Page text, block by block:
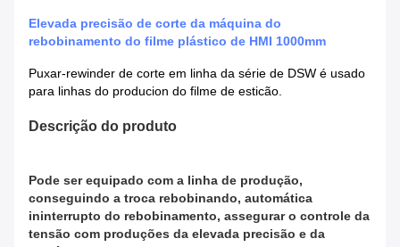
Elevada precisão de corte da máquina do
rebobinamento do filme plástico de HMI 1000mm
Puxar-rewinder de corte em linha da série de DSW é usado
para linhas do producion do filme de esticão.
Descrição do produto
Pode ser equipado com a linha de produção,
conseguindo a troca rebobinando, automática
ininterrupto do rebobinamento, assegurar o controle da
tensão com produções da elevada precisão e da